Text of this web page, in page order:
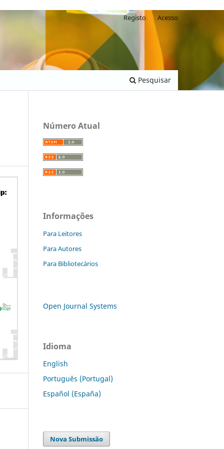
Pesquisar
Registo Acesso
Número Atual
Informações
Para Leitores
Para Autores
Para Bibliotecários
Open Journal Systems
Idioma
English
Português (Portugal)
Español (España)
Nova Submissão